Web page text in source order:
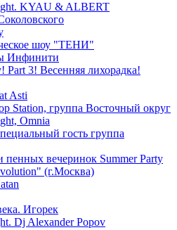
KYAU & ALBERT
шоу "ТЕНИ"
Инфинити
Part 3! Весенняя лихорадка!
Asti
Station, группа Восточный округ
Omnia
гость группа
пенных вечеринок Summer Party
(г.Москва)
Игорек
Dj Alexander Popov